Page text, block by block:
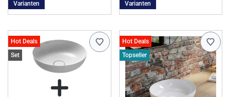
Varianten Varianten
Hot Deals
Set
Hot Deals
Topseller